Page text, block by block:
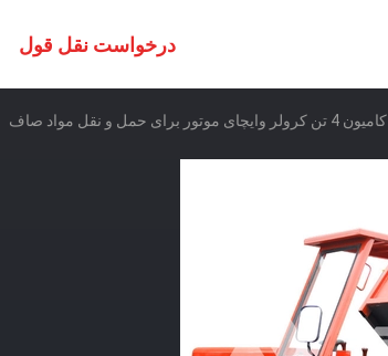
درخواست نقل قول
کامیون 4 تن کرولر وایچای موتور برای حمل و نقل مواد صاف